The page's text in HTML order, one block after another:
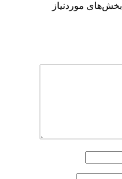
بخش‌های موردنیاز